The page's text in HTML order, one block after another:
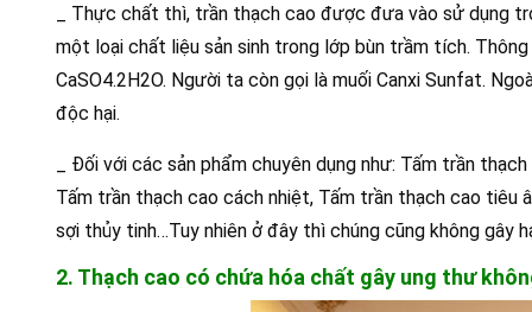
_ Thực chất thì, trần thạch cao được đưa vào sử dụng
một loại chất liệu sản sinh trong lớp bùn trầm tích.
CaSO4.2H2O. Người ta còn gọi là muối Canxi Sunfat.
độc hại.
_ Đối với các sản phẩm chuyên dụng như: Tấm trần
Tấm trần thạch cao cách nhiệt, Tấm trần thạch cao tiêu
sợi thủy tinh…Tuy nhiên ở đây thì chúng cũng không gây
2. Thạch cao có chứa hóa chất gây ung thư